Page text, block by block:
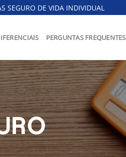
SEGURO DE VIDA INDIVIDUAL
PERGUNTAS FREQUENTES